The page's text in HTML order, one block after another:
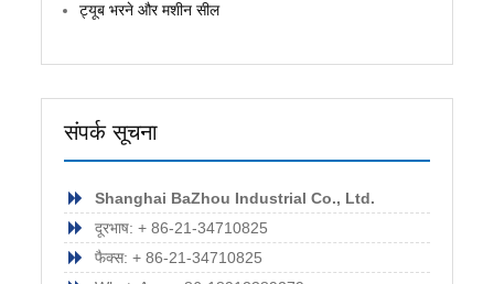
ट्यूब भरने और मशीन सील
संपर्क सूचना
Shanghai BaZhou Industrial Co., Ltd.
दूरभाष: + 86-21-34710825
फैक्स: + 86-21-34710825